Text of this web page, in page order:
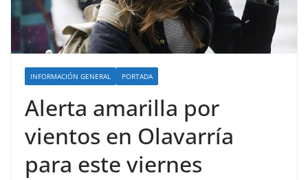
INFORMACIÓN GENERAL PORTADA
Alerta amarilla por
vientos en Olavarría
para este viernes